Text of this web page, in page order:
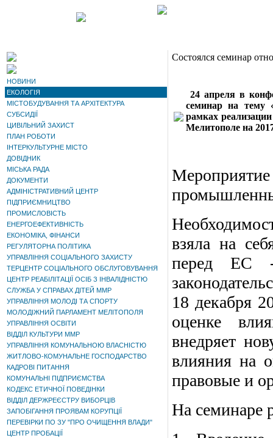
НОВИНИ
ЕКОЛОГІЯ
МІСТОБУДУВАННЯ ТА АРХІТЕКТУРА
СУБСИДІЇ
ЦИВІЛЬНИЙ ЗАХИСТ
ПЛАН РОБОТИ
ІНТЕРКУЛЬТУРНЕ МІСТО
ДОВІДНИК
МІСЬКА РАДА
ДОКУМЕНТИ
АДМІНІСТРАТИВНИЙ ЦЕНТР
ПІДПРИЄМНИЦТВО
ПРОМИСЛОВІСТЬ
ЕНЕРГОЕФЕКТИВНІСТЬ
ЕКОНОМІКА, ФІНАНСИ
РЕГУЛЯТОРНА ПОЛІТИКА
УПРАВЛІННЯ СОЦІАЛЬНОГО ЗАХИСТУ
ТЕРЦЕНТР СОЦІАЛЬНОГО ОБСЛУГОВУВАННЯ
ЦЕНТР РЕАБІЛІТАЦІЇ ОСІБ З ІНВАЛІДНІСТЮ
СЛУЖБА У СПРАВАХ ДІТЕЙ ММР
УПРАВЛІННЯ МОЛОДІ ТА СПОРТУ
МОЛОДІЖНИЙ ПАРЛАМЕНТ МЕЛІТОПОЛЯ
УПРАВЛІННЯ ОСВІТИ
ВІДДІЛ КУЛЬТУРИ ММР
УПРАВЛІННЯ КОМУНАЛЬНОЮ ВЛАСНІСТЮ
ЖИТЛОВО-КОМУНАЛЬНЕ ГОСПОДАРСТВО
КАДРОВІ ПИТАННЯ
КОМУНАЛЬНІ ПІДПРИЄМСТВА
КОДЕКС ЕТИЧНОЇ ПОВЕДІНКИ
ВІДДІЛ ДЕРЖРЕЄСТРУ ВИБОРЦІВ
ЗАПОБІГАННЯ ПРОЯВАМ КОРУПЦІЇ
ПЕРЕВІРКИ ПО ЗУ "ПРО ОЧИЩЕННЯ ВЛАДИ"
ЦЕНТР ПРОБАЦІЇ
Состоялся семинар
24 апреля в
семинар на тему
рамках
Мелитополе на
взяла на
перед ЕС -
18 декабря
оценке
внедряет
влияния на
правовые и
На семинаре